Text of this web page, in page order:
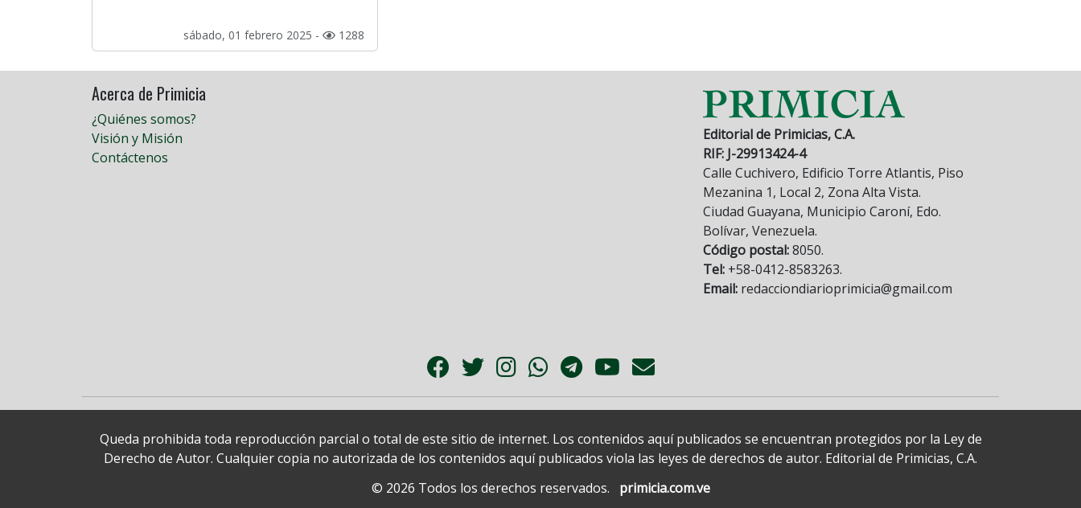
sábado, 01 febrero 2025 - 1288
Acerca de Primicia
¿Quiénes somos?
Visión y Misión
Contáctenos
Editorial de Primicias, C.A.
RIF: J-29913424-4
Calle Cuchivero, Edificio Torre Atlantis, Piso
Mezanina 1, Local 2, Zona Alta Vista.
Ciudad Guayana, Municipio Caroní, Edo.
Bolívar, Venezuela.
Código postal:8050.
Tel: +58-0412-8583263.
Email: redacciondiarioprimicia@gmail.com
Queda prohibida toda reproducción parcial o total de este sitio de internet. Los contenidos aquí publicados se encuentran protegidos por la Ley de
Derecho de Autor. Cualquier copia no autorizada de los contenidos aquí publicados viola las leyes de derechos de autor. Editorial de Primicias, C.A.
© 2026 Todos los derechos reservados.
primicia.com.ve